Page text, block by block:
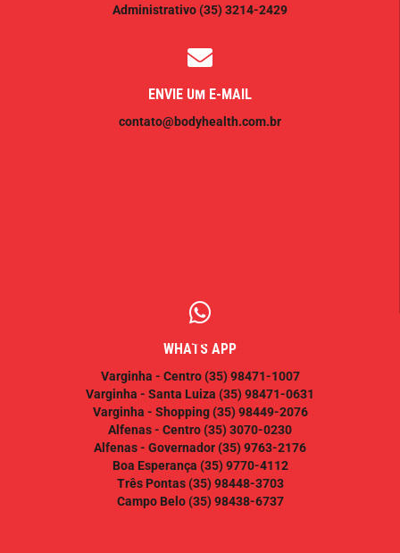
Administrativo(35) 3214-2429
ENVIE UM E-MAIL
contato@bodyhealth.com.br
WHATS APP
Varginha - Centro(35) 98471-1007
Varginha - Santa Luiza (35) 98471-0631
Varginha - Shopping(35) 98449-2076
Alfenas - Centro(35) 3070-0230
Alfenas - Governador(35) 9763-2176
Boa Esperança (35) 9770-4112
Três Pontas(35) 98448-3703
Campo Belo(35) 98438-6737